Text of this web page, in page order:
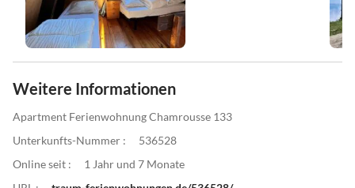
Weitere Informationen
Apartment Ferienwohnung Chamrousse 133
Unterkunfts-Nummer :
536528
Online seit :
1 Jahr und 7 Monate